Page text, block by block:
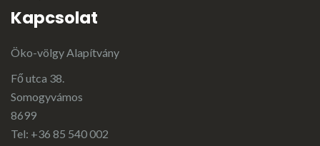
Kapcsolat
Öko-völgy Alapítvány
Fő utca 38.
Somogyvámos
8699
Tel: +36 85 540 002